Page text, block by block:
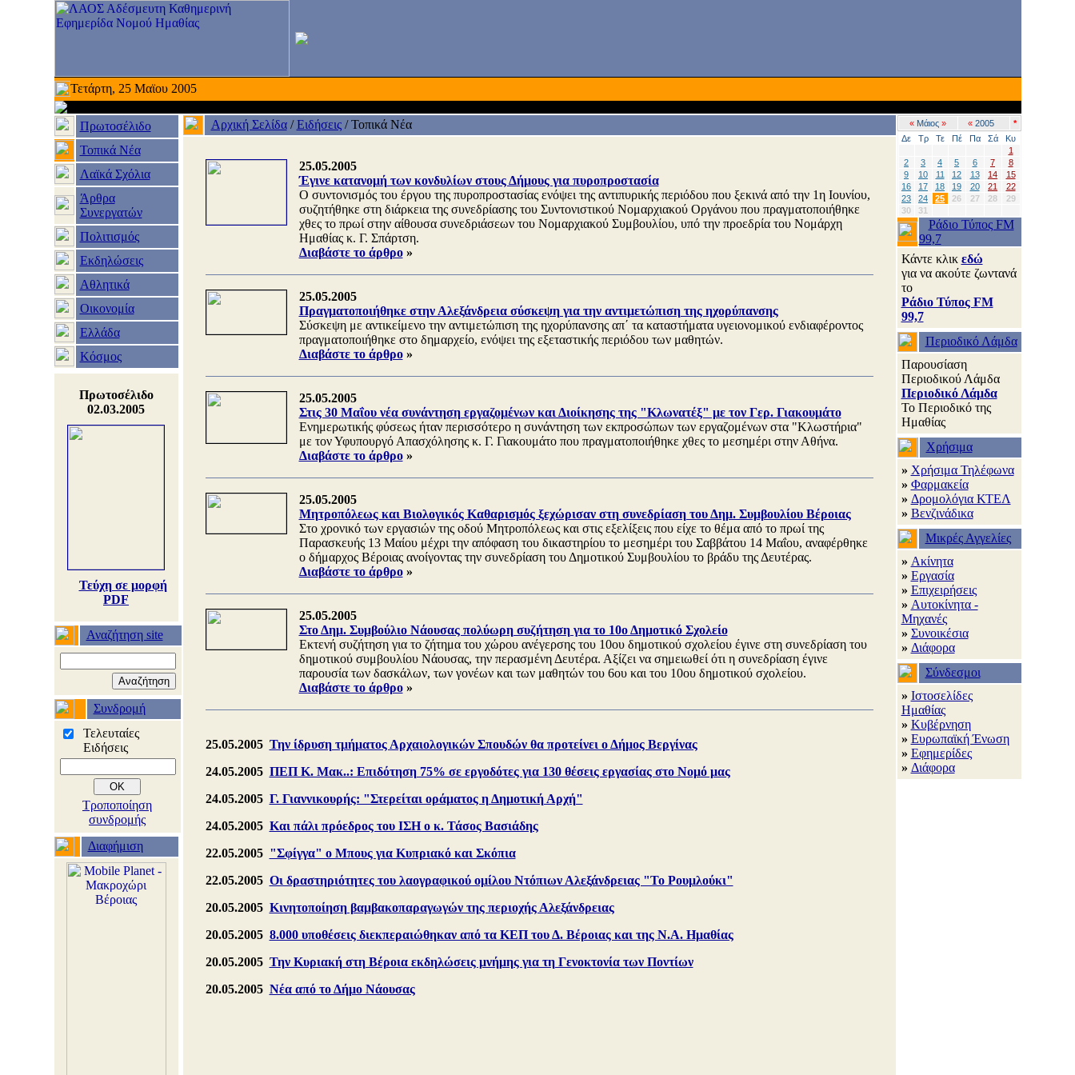
Τετάρτη, 25 Μαϊου 2005
Πρωτοσέλιδο
Τοπικά Νέα
Λαϊκά Σχόλια
Άρθρα
Συνεργατών
Πολιτισμός
Εκδηλώσεις
Αθλητικά
Οικονομία
Ελλάδα
Κόσμος
Πρωτοσέλιδο
02.03.2005
Τεύχη σε μορφή
PDF
Αναζήτηση site
Συνδρομή
Τελευταίες
Ειδήσεις
Τροποποίηση
συνδρομής
Διαφήμιση
Αρχική Σελίδα/Ειδήσεις/Τοπικά Νέα
25.05.2005
Έγινε κατανομή των κονδυλίων στους Δήμους για πυροπροστασία
Ο συντονισμός του έργου της πυροπροστασίας ενόψει της αντιπυρικής περιόδου που ξεκινά από την 1η Ιουνίου,
συζητήθηκε στη διάρκεια της συνεδρίασης του Συντονιστικού Νομαρχιακού Οργάνου που πραγματοποιήθηκε
χθες το πρωί στην αίθουσα συνεδριάσεων του Νομαρχιακού Συμβουλίου, υπό την προεδρία του Νομάρχη
Ημαθίας κ. Γ. Σπάρτση.
Διαβάστε το άρθρο»
25.05.2005
Πραγματοποιήθηκε στην Αλεξάνδρεια σύσκεψη για την αντιμετώπιση της ηχορύπανσης
Σύσκεψη με αντικείμενο την αντιμετώπιση της ηχορύπανσης απ΄ τα καταστήματα υγειονομικού ενδιαφέροντος
πραγματοποιήθηκε στο δημαρχείο, ενόψει της εξεταστικής περιόδου των μαθητών.
Διαβάστε το άρθρο»
25.05.2005
Στις 30 Μαΐου νέα συνάντηση εργαζομένων και Διοίκησης της "Κλωνατέξ" με τον Γερ. Γιακουμάτο
Ενημερωτικής φύσεως ήταν περισσότερο η συνάντηση των εκπροσώπων των εργαζομένων στα "Κλωστήρια"
με τον Υφυπουργό Απασχόλησης κ. Γ. Γιακουμάτο που πραγματοποιήθηκε χθες το μεσημέρι στην Αθήνα.
Διαβάστε το άρθρο»
25.05.2005
Μητροπόλεως και Βιολογικός Καθαρισμός ξεχώρισαν στη συνεδρίαση του Δημ. Συμβουλίου Βέροιας
Στο χρονικό των εργασιών της οδού Μητροπόλεως και στις εξελίξεις που είχε το θέμα από το πρωί της
Παρασκευής 13 Μαίου μέχρι την απόφαση του δικαστηρίου το μεσημέρι του Σαββάτου 14 Μαΐου, αναφέρθηκε
ο δήμαρχος Βέροιας ανοίγοντας την συνεδρίαση του Δημοτικού Συμβουλίου το βράδυ της Δευτέρας.
Διαβάστε το άρθρο»
25.05.2005
Στο Δημ. Συμβούλιο Νάουσας πολύωρη συζήτηση για το 10ο Δημοτικό Σχολείο
Εκτενή συζήτηση για το ζήτημα του χώρου ανέγερσης του 10ου δημοτικού σχολείου έγινε στη συνεδρίαση του
δημοτικού συμβουλίου Νάουσας, την περασμένη Δευτέρα. Αξίζει να σημειωθεί ότι η συνεδρίαση έγινε
παρουσία των δασκάλων, των γονέων και των μαθητών του 6ου και του 10ου δημοτικού σχολείου.
Διαβάστε το άρθρο»
25.05.2005 Την ίδρυση τμήματος Αρχαιολογικών Σπουδών θα προτείνει ο Δήμος Βεργίνας
24.05.2005 ΠΕΠ Κ. Μακ..: Επιδότηση 75% σε εργοδότες για 130 θέσεις εργασίας στο Νομό μας
24.05.2005 Γ. Γιαννικουρής: "Στερείται οράματος η Δημοτική Αρχή"
24.05.2005 Και πάλι πρόεδρος του ΙΣΗ ο κ. Τάσος Βασιάδης
22.05.2005 "Σφίγγα" ο Μπους για Κυπριακό και Σκόπια
22.05.2005 Οι δραστηριότητες του λαογραφικού ομίλου Ντόπιων Αλεξάνδρειας "Το Ρουμλούκι"
20.05.2005 Κινητοποίηση βαμβακοπαραγωγών της περιοχής Αλεξάνδρειας
20.05.2005 8.000 υποθέσεις διεκπεραιώθηκαν από τα ΚΕΠ του Δ. Βέροιας και της Ν.Α. Ημαθίας
20.05.2005 Την Κυριακή στη Βέροια εκδηλώσεις μνήμης για τη Γενοκτονία των Ποντίων
20.05.2005 Νέα από το Δήμο Νάουσας
« Μάιος » « 2005
*
Δε
Τρ Τε Πέ Πα Σά
Κυ
1
2
3 4 5 6 7
8
9
10 11 12 13 14
15
16
17 18 19 20 21
22
23
24 25 26 27 28
29
30
31
Ράδιο Τύπος FM
99,7
Κάντε κλικ εδώ
για να ακούτε ζωντανά
το
Ράδιο Τύπος FM
99,7
Περιοδικό Λάμδα
Παρουσίαση
Περιοδικού Λάμδα
Περιοδικό Λάμδα
Το Περιοδικό της
Ημαθίας
Χρήσιμα
» Χρήσιμα Τηλέφωνα
» Φαρμακεία
» Δρομολόγια ΚΤΕΛ
» Βενζινάδικα
Μικρές Αγγελίες
» Ακίνητα
» Εργασία
» Επιχειρήσεις
» Αυτοκίνητα -
Μηχανές
» Συνοικέσια
» Διάφορα
Σύνδεσμοι
» Ιστοσελίδες
Ημαθίας
» Κυβέρνηση
» Ευρωπαϊκή Ένωση
» Εφημερίδες
» Διάφορα